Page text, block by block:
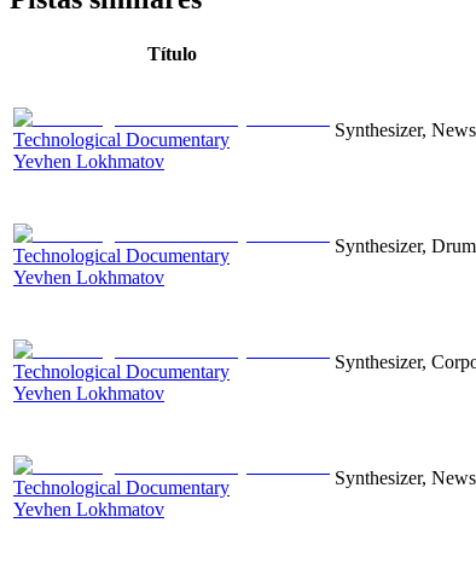
Título
Technological Documentary
Yevhen Lokhmatov
Synthesizer,
Technological Documentary
Yevhen Lokhmatov
Synthesizer,
Technological Documentary
Yevhen Lokhmatov
Synthesizer,
Technological Documentary
Yevhen Lokhmatov
Synthesizer,